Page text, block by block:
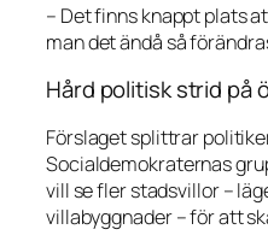
– Det finns knappt plats
man det ändå så
Hård politisk strid på
Förslaget splittrar
Socialdemokraternas
vill se fler stadsvillor –
villabyggnader – för att